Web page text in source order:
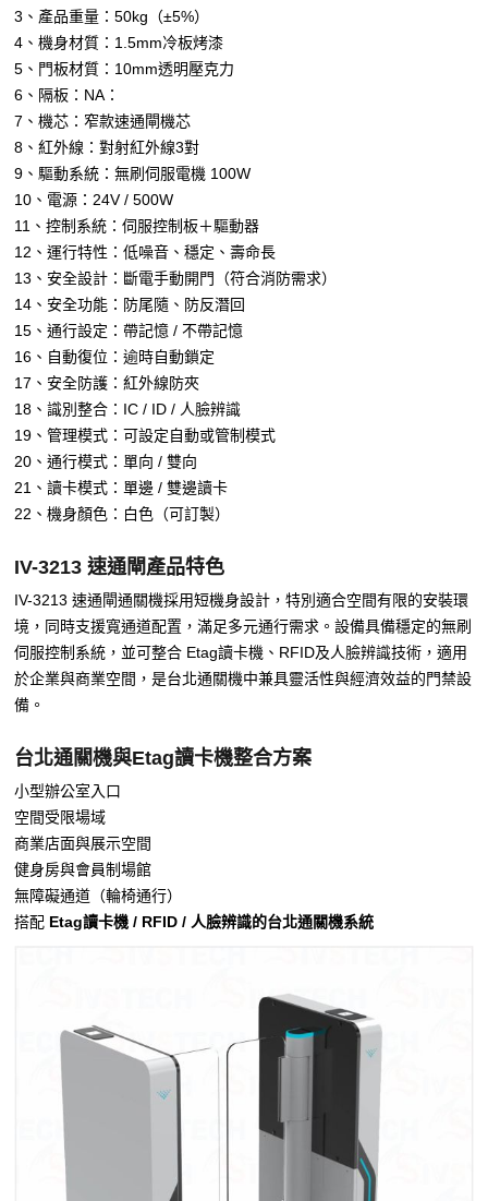
3、產品重量：50kg（±5%）
4、機身材質：1.5mm冷板烤漆
5、門板材質：10mm透明壓克力
6、隔板：NA：
7、機芯：窄款速通閘機芯
8、紅外線：對射紅外線3對
9、驅動系統：無刷伺服電機 100W
10、電源：24V / 500W
11、控制系統：伺服控制板＋驅動器
12、運行特性：低噪音、穩定、壽命長
13、安全設計：斷電手動開門（符合消防需求）
14、安全功能：防尾隨、防反潛回
15、通行設定：帶記憶 / 不帶記憶
16、自動復位：逾時自動鎖定
17、安全防護：紅外線防夾
18、識別整合：IC / ID / 人臉辨識
19、管理模式：可設定自動或管制模式
20、通行模式：單向 / 雙向
21、讀卡模式：單邊 / 雙邊讀卡
22、機身顏色：白色（可訂製）
IV-3213 速通閘產品特色
IV-3213 速通閘通關機採用短機身設計，特別適合空間有限的安裝環
境，同時支援寬通道配置，滿足多元通行需求。設備具備穩定的無刷
伺服控制系統，並可整合 Etag讀卡機、RFID及人臉辨識技術，適用
於企業與商業空間，是台北通關機中兼具靈活性與經濟效益的門禁設
備。
台北通關機與Etag讀卡機整合方案
小型辦公室入口
空間受限場域
商業店面與展示空間
健身房與會員制場館
無障礙通道（輪椅通行）
搭配 Etag讀卡機 / RFID / 人臉辨識的台北通關機系統